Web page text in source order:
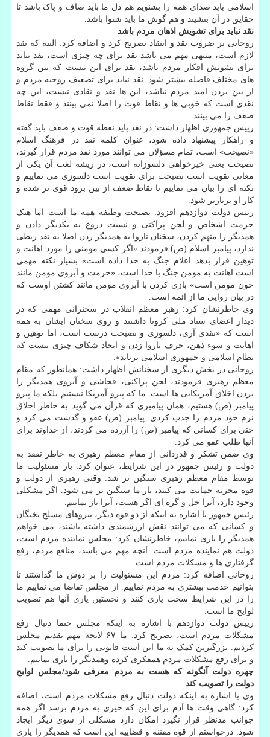
اسلامی باید صدای همه را بشنویم هم دل ما باید صاف و پاک باشد تا
حقایق در آن بنشیند و هم گوش ما باید شنوا باشد.
نقد نباید برای تشویش اذهان مردم باشد
روحانی بر ضروت نقد و انتقاد تصریح کرد و اضافه کرد: البته که نقد
لازم است، منتهی مهم می باشد نقد برای چه چیزی است، نقد نباید
برای تشویش افکار مردم باشد، نقد برای این نیست که بین گروه
های مختلف فاصله بیشتر شود. نقد نباید برای تضعیف روحیه مردم و
از بین بردن امید مردم نباشد، این ها نقد و نقادی نیست، این چه
نقدی است که خوبی ها و نقاط قوت را اصلا نمی بینند و فقط نقاط
ضعف را می بینند.
رییس جمهوری اظهار داشت: در نقد باید نقطه قوت و ضعف باید گفته
و راهکار پیشنهاد داده شود، عنوان کلمه نقد در فرهنگ اسلام
«نصیحت» است، تمام مسؤلان می توانند مورد نقد مردم قرار گیرند،
نصیحت یعنی خیرخواهی دلسوزانه است، در ریشه لغت آن یکی از
معانی تقویت است نصیحت برای تقویت است دلسوزی می نماییم و
نکته ای را بیان می نماییم تا نقاط ضعف از بین برود قوی تر شده و
کار او پربارتر شود.
رییس دولت دوازدهم افزود: نصیحت وظیفه همه ما است اما هتک
حرمت اشخاص و لجن پراکنی و نسبت دروغ به یکدیگر دادن و
همدیگر را متهم کردن، سخنان ناروا به همدیگر زدن اصلا به نقد ربطی
ندارد، پیامبر اسلام (ص) فرمودند «اگر کسی مومنی را مورد اهانت و
توهین قرار بدهد اعلام جنگ به خدا داده است» بسیار نکته مهمی
است اهانت به مومن جنگ با خدا است، «حرمت و آبروی مومن مانند
خون مومن است» بازی کردن با آبروی مومن مانند کشتن اوست که
در بیان روایی ما از ائمه است.
وی خاطرنشان کرد: رهبر معظم انقلاب در سخنرانی مهمی که در
دیدار اعضای ستاد ملی کرونا داشتند و روی سخنان ایشان به همه
است که «نقدی آری، دلسوزی و نصیحت درست است، اما توهین و
اهانت و سوء ذهن، حرف ناروا زدن و ایجاد شکاف چیزی نیست که
نظام اسلامی و جمهوری اسلامی برتابد».
روحانی در بخش دیگری از سخنانش اظهار داشت: همانطور که مقام
معظم رهبری فرمودند، لجن پراکنی، فحاشی و آبروی همدیگر را
بردن اخلاق آمریکایی ها است. ما که پیرو آمریکا نیستیم بلکه ما پیرو
پیامبر (ص) هستیم، همان پیامبری که قرآن می گوید به خاطر اخلاق
نرم خود مردم را جذب کردی. پیامبر (ص) عفو و گذشت می کرد و
حتی برای کسانی که پیامبر (ص) را آزرده می کردند، از خداوند برای
آنها طلب عفو می کرد.
وی ضمن تشکر و قدردانی از مقام معظم رهبری به خاطر تفقد به
دولت و رئیس جمهور در این شرایط، عنوان کرد: بار مسئولیت ما
توسط مقام معظم رهبری سنگین تر شد. وقتی رهبری از دولت و
قوه مجریه حمایت می کنند، بار ما سنگین تر می شود. اگر مشکلی
وجود دارد، آنرا حل و گره ای اگر هست، آنرا باز نماییم.
رئیس جمهور با اشاره به اینکه از دو قوه دیگر، نیروهای مسلح نخبگان
و کسانی که می توانند نقش ارزشمندی داشته باشند، می خواهم
همدیگر را یاری نماییم، خاطرنشان کرد: مجلس نماینده مردم است،
دولت هم نماینده مردم است. آنچه مهم می باشد، منافع مردم، رفع
گرفتاری ها و مشکلات مردم است.
روحانی اضافه کرد: مردم این مسئولیت را بر دوش ما گذاشتند تا
بتوانیم خدمت بیشتری به مردم نماییم. از مجلس تقاضا می نماییم ما
را در این شرایط سخت یاری کنند و نخستین یاری آنها هم تصویب
لوایح ما است.
رییس دولت دوازدهم با اشاره به اینکه مجلس حتما دنبال رفع
مشکلات مردم است، تصریح کرد: ما ۶۷ لایحه مهم تقدیم مجلس
کردیم. بزرگترین کمک به ما این است قانونی را برای ما تصویب کند
و برای رفع مشکلات مردم همفکری کرده وهمدیگر را یاری نماییم.
چهره دولت آنگونه که هست به مردم معرفی شود/مجلس لوایح
دولت را تصویب کند
وی با اشاره به اینکه دولت دنبال رفع مشکلات مردم است، اضافه
کرد: گاهی وقت ها آدم برای این که خیری به مردم برسد اگر همه
جوانب مدنظر قرار نگیرد امکان دارد مشکلی از سوی دیگر ایجاد
شود. درخواستم از قوه مقننه و قضاییه این است که همدیگر را یاری